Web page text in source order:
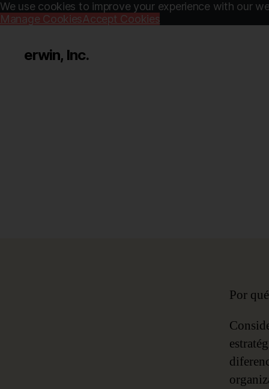
We use cookies to improve your experience with our
Manage CookiesAccept Cookies
erwin, Inc.
Por